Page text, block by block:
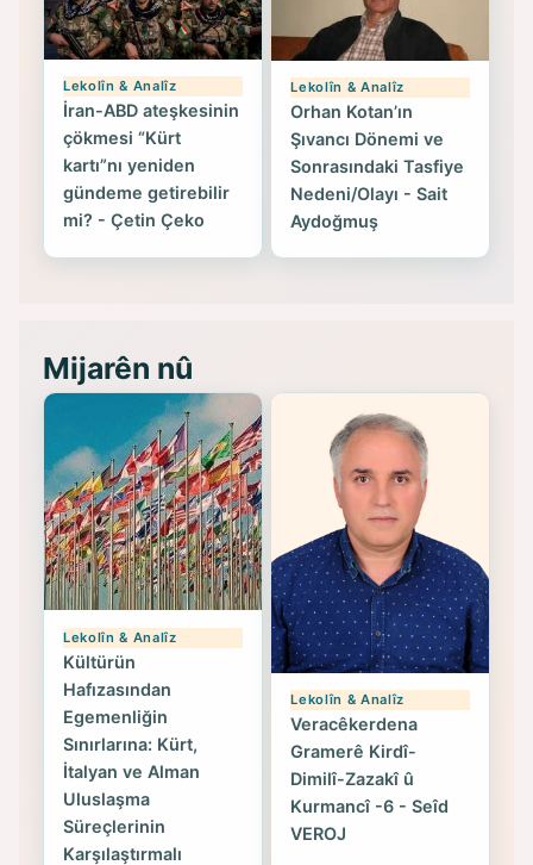
Lekolîn & Analîz
İran-ABD ateşkesinin
çökmesi “Kürt
kartı”nı yeniden
gündeme getirebilir
mi? - Çetin Çeko
Lekolîn & Analîz
Orhan Kotan’ın
Şıvancı Dönemi ve
Sonrasındaki Tasfiye
Nedeni/Olayı - Sait
Aydoğmuş
Mijarên nû
Lekolîn & Analîz
Kültürün
Hafızasından
Egemenliğin
Sınırlarına: Kürt,
İtalyan ve Alman
Uluslaşma
Süreçlerinin
Karşılaştırmalı
Lekolîn & Analîz
Veracêkerdena
Gramerê Kirdî-
Dimilî-Zazakî û
Kurmancî -6 - Seîd
VEROJ